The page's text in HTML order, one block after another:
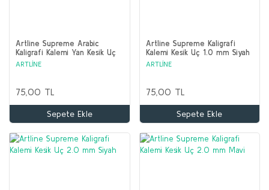
Artline Supreme Arabic
Kaligrafi Kalemi Yan Kesik Uç
3.0 mm Siyah
ARTLİNE
75,00 TL
Sepete Ekle
Artline Supreme Kaligrafi
Kalemi Kesik Uç 1.0 mm Siyah
ARTLİNE
75,00 TL
Sepete Ekle